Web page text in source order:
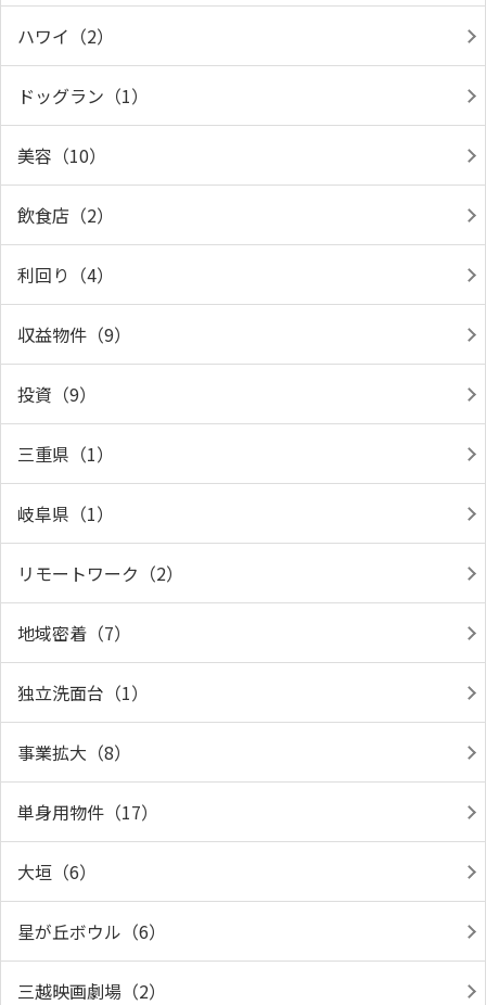
ハワイ（2）
ドッグラン（1）
美容（10）
飲食店（2）
利回り（4）
収益物件（9）
投資（9）
三重県（1）
岐阜県（1）
リモートワーク（2）
地域密着（7）
独立洗面台（1）
事業拡大（8）
単身用物件（17）
大垣（6）
星が丘ボウル（6）
三越映画劇場（2）